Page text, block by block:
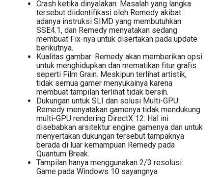
Crash ketika dinyalakan: Masalah yang langka
tersebut diidentifikasi oleh Remedy akibat
adanya instruksi SIMD yang membutuhkan
SSE4.1, dan Remedy menyatakan sedang
membuat Fix-nya untuk disertakan pada update
berikutnya.
Kualitas gambar: Remedy akan memberikan opsi
untuk menghidupkan dan mematikan fitur grafis
seperti Film Grain. Meskipun terlihat artistik,
tidak semua gamer menyukainya karena
membuat tampilan terlihat tidak bersih.
Dukungan untuk SLI dan solusi Multi-GPU:
Remedy menyatakan gamenya tidak mendukung
multi-GPU rendering DirectX 12. Hal ini
disebabkan arsitektur engine gamenya dan untuk
menyertakan dukungan tersebut tampaknya
berada di luar kemampuan Remedy pada
Quantum Break.
Tampilan hanya menggunakan 2/3 resolusi:
Game pada Windows 10 sayangnya